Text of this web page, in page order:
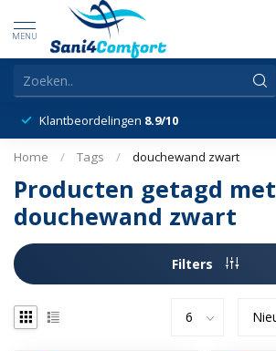
MENU
Klantbeordelingen 8.9/10
Home / Tags / douchewand zwart
Producten getagd met
douchewand zwart
Filters